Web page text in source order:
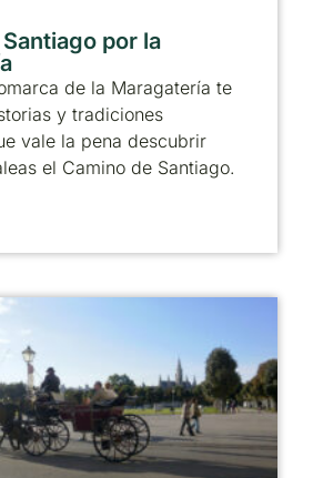
por la
de la Maragatería te
y tradiciones
vale la pena descubrir
el Camino de Santiago.